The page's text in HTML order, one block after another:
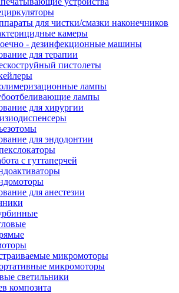
для чистки/смазки наконечников
камеры
- дезинфекционные машины
для терапии
пистолеты
лампы
лампы
для хирургии
для эндодонтии
с гуттаперчей
для анестезии
микромоторы
микромоторы
светильники
композита